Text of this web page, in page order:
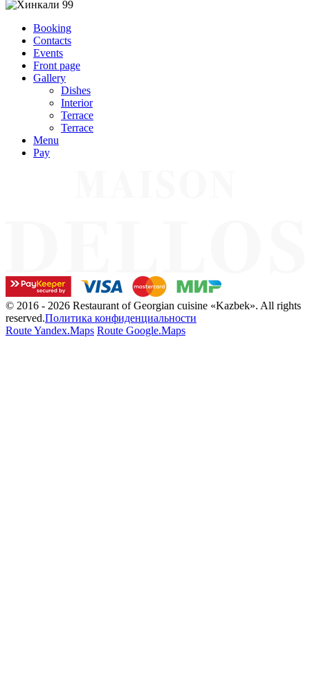
Booking
Contacts
Events
Front page
Gallery
Dishes
Interior
Terrace
Terrace
Menu
Pay
© 2016 - 2026 Restaurant of Georgian cuisine «Kazbek». All rights
reserved.Политика конфиденциальности
Route Yandex.Maps Route Google.Maps